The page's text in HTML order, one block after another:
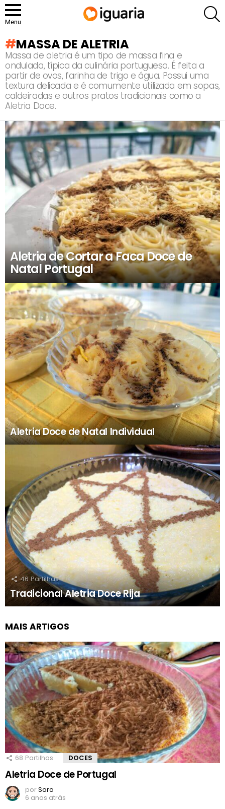
Menu
MASSA DE ALETRIA
Massa de aletria é um tipo de massa fina e
ondulada, típica da culinária portuguesa. É feita a
partir de ovos, farinha de trigo e água. Possui uma
textura delicada e é comumente utilizada em sopas,
caldeiradas e outros pratos tradicionais como a
Aletria Doce.
RECOMENDADOS
Aletria de Cortar a Faca Doce de
Natal Portugal
Aletria Doce de Natal Individual
46 Partilhas
Tradicional Aletria Doce Rija
MAIS ARTIGOS
68 Partilhas DOCES
Aletria Doce de Portugal
porSara
6 anos atrás